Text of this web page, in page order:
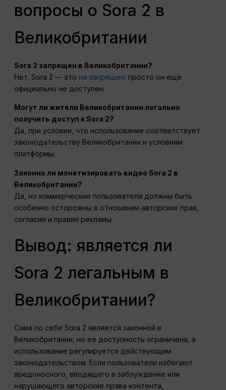
вопросы о Sora 2 в
Великобритании
Sora 2 запрещен в Великобритании?
Нет. Sora 2 — это не запрещен; просто он еще
официально не доступен.
Могут ли жители Великобритании легально
получить доступ к Sora 2?
Да, при условии, что использование соответствует
законодательству Великобритании и условиям
платформы.
Законно ли монетизировать видео Sora 2 в
Великобритании?
Да, но коммерческие пользователи должны быть
особенно осторожны в отношении авторских прав,
согласия и правил рекламы.
Вывод: является ли
Sora 2 легальным в
Великобритании?
Сама по себе Sora 2 является законной в
Великобритании, но ее доступность ограничена, а
использование регулируется действующим
законодательством. Если пользователи избегают
вредоносного, вводящего в заблуждение или
нарушающего авторские права контента,